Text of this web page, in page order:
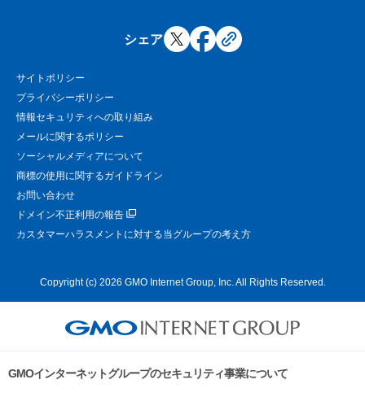
シェア
サイトポリシー
プライバシーポリシー
情報セキュリティへの取り組み
メールに関するポリシー
ソーシャルメディアについて
商標の使用に関するガイドライン
お問い合わせ
ドメイン不正利用の報告
カスタマーハラスメントに対する当グループの考え方
Copyright (c) 2026 GMO Internet Group, Inc. All Rights Reserved.
GMOインターネットグループのセキュリティ事業について